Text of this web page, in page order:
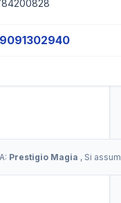
Prestigio Magia , Si